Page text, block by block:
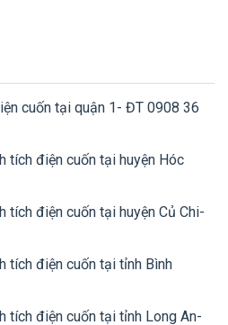
cuốn tại quận 1- ĐT 0908 36
tích điện cuốn tại huyện Hóc
tích điện cuốn tại huyện Củ Chi-
tích điện cuốn tại tỉnh Bình
tích điện cuốn tại tỉnh Long An-